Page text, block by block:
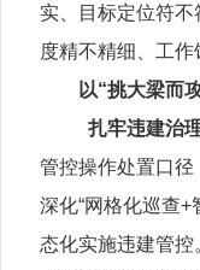
实、目标定位符
度精不精细、工作
以“挑大梁而
扎牢违建治
管控操作处置口径
深化“网格化巡查+
态化实施违建管控